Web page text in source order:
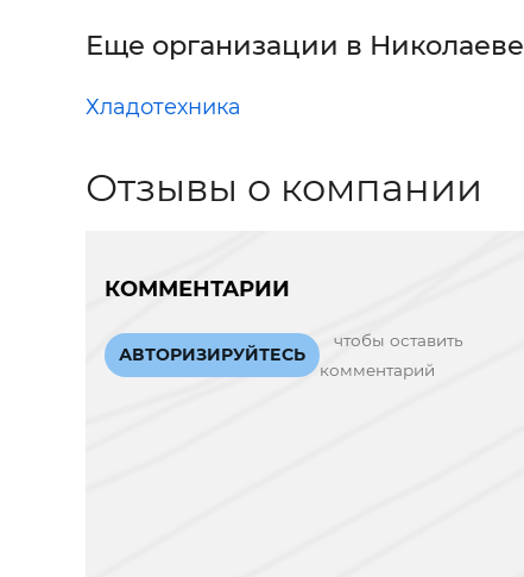
Еще организации в Николаеве
Хладотехника
Отзывы о компании
КОММЕНТАРИИ
АВТОРИЗИРУЙТЕСЬ
чтобы оставить
комментарий